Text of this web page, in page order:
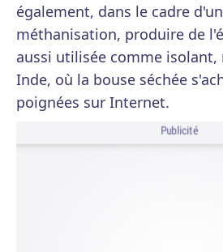
également, dans le cadre
méthanisation, produire de
aussi utilisée comme
Inde, où la bouse séchée
poignées sur Internet.
Publicité